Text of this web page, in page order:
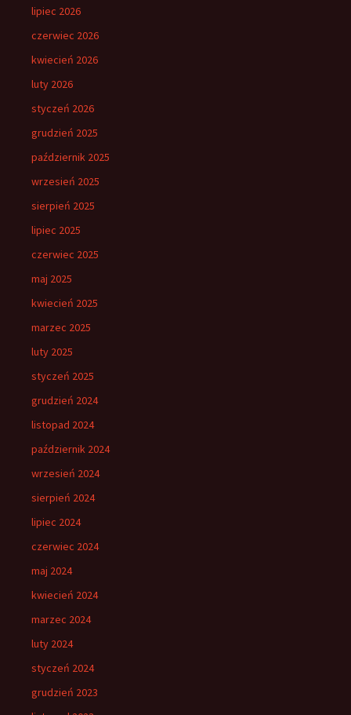
lipiec 2026
czerwiec 2026
kwiecień 2026
luty 2026
styczeń 2026
grudzień 2025
październik 2025
wrzesień 2025
sierpień 2025
lipiec 2025
czerwiec 2025
maj 2025
kwiecień 2025
marzec 2025
luty 2025
styczeń 2025
grudzień 2024
listopad 2024
październik 2024
wrzesień 2024
sierpień 2024
lipiec 2024
czerwiec 2024
maj 2024
kwiecień 2024
marzec 2024
luty 2024
styczeń 2024
grudzień 2023